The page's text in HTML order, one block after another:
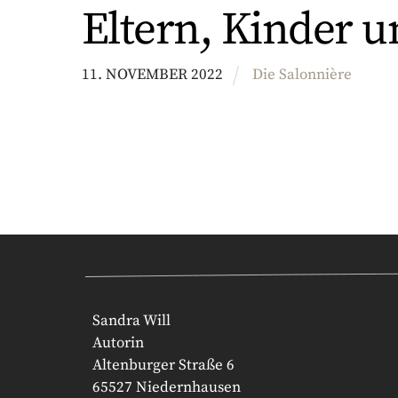
Eltern, Kinder
11. NOVEMBER2022 Die Salonnière
Sandra Will
Autorin
Altenburger Straße 6
65527 Niedernhausen